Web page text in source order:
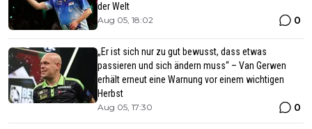
der Welt
Aug 05, 18:02 0
„Er ist sich nur zu gut bewusst, dass etwas
passieren und sich ändern muss“ – Van Gerwen
erhält erneut eine Warnung vor einem wichtigen
Herbst
Aug 05, 17:30 0